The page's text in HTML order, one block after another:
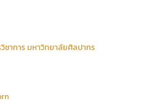
ชาการ มหาวิทยาลัยศิลปากร